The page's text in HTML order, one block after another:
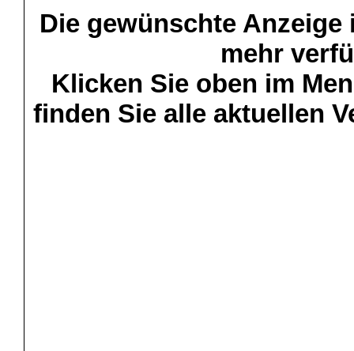
Die gewünschte
mehr
Klicken Sie oben im
finden Sie alle aktuellen